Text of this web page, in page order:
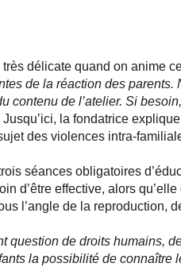
délicate quand on anime
de la réaction des parents.
contenu de l’atelier. Si
la fondatrice
des violences intra-
séances obligatoires
d’être effective, alors
l’angle de la
question de droits humains,
la possibilité de